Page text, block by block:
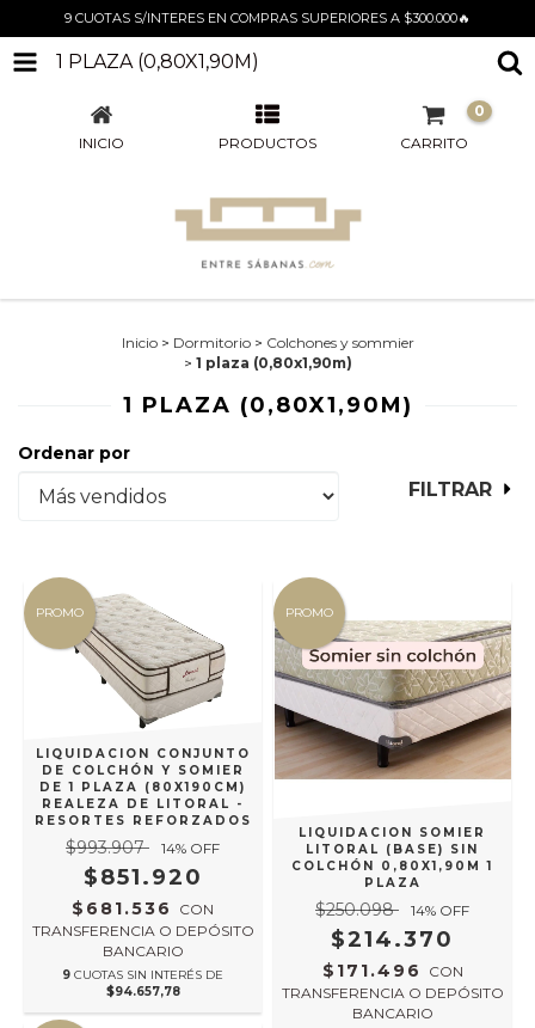
9 CUOTAS S/INTERES EN COMPRAS SUPERIORES A $300.000🔥
1 PLAZA (0,80X1,90M)
INICIO PRODUCTOS CARRITO
0
Inicio > Dormitorio > Colchones y sommier
> 1 plaza (0,80x1,90m)
1 PLAZA (0,80X1,90M)
Ordenar por
FILTRAR
PROMO
LIQUIDACION CONJUNTO
DE COLCHÓN Y SOMIER
DE 1 PLAZA (80X190CM)
REALEZA DE LITORAL -
RESORTES REFORZADOS
$993.907 14% OFF
$851.920
$681.536
CON
TRANSFERENCIA O DEPÓSITO
BANCARIO
9 CUOTAS SIN INTERÉS DE
$94.657,78
PROMO
LIQUIDACION SOMIER
LITORAL (BASE) SIN
COLCHÓN 0,80X1,90M 1
PLAZA
$250.098 14% OFF
$214.370
$171.496
CON
TRANSFERENCIA O DEPÓSITO
BANCARIO